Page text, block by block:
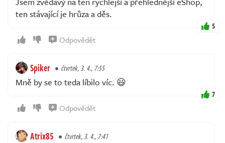
ten stávající je hrůza a děs.
5
Odpovědět
Spiker čtvrtek, 3. 4., 7:55
Mně by se to teda líbilo víc. 😃
7
Odpovědět
Atrix85 čtvrtek, 3. 4., 7:41